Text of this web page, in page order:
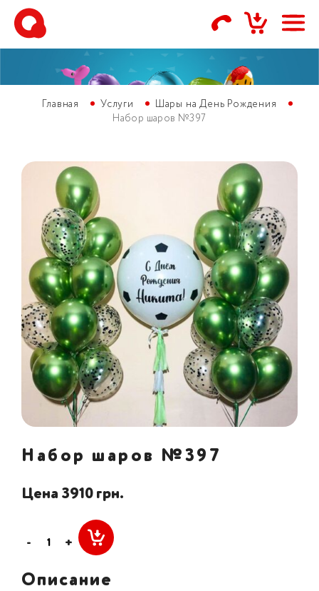
Главная Услуги
Шары на День Рождения
Набор шаров №397
Набор шаров №397
Цена 3910 грн.
- +
Описание